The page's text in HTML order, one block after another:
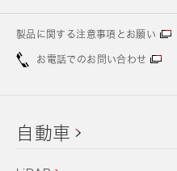
製品に関する注意事項とお願い
お電話でのお問い合わせ
自動車